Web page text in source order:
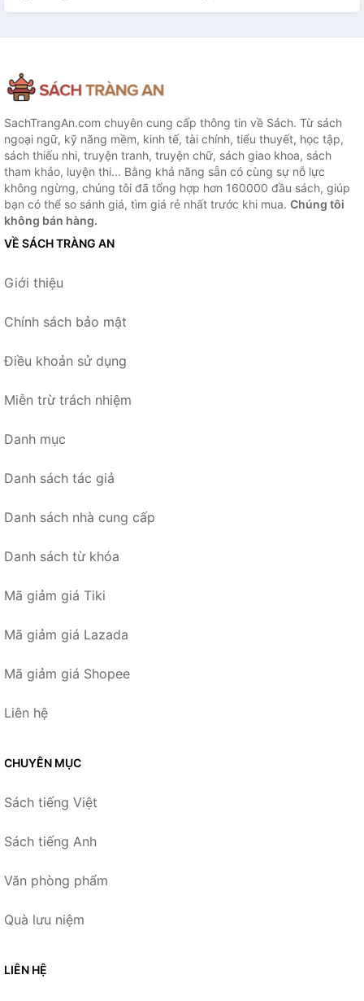
SachTrangAn.com chuyên cung cấp thông tin về Sách. Từ sách
ngoại ngữ, kỹ năng mềm, kinh tế, tài chính, tiểu thuyết, học tập,
sách thiếu nhi, truyện tranh, truyện chữ, sách giao khoa, sách
tham khảo, luyện thi... Bằng khả năng sẵn có cùng sự nỗ lực
không ngừng, chúng tôi đã tổng hợp hơn 160000 đầu sách, giúp
bạn có thể so sánh giá, tìm giá rẻ nhất trước khi mua. Chúng tôi
không bán hàng.
VỀ SÁCH TRÀNG AN
Giới thiệu
Chính sách bảo mật
Điều khoản sử dụng
Miễn trừ trách nhiệm
Danh mục
Danh sách tác giả
Danh sách nhà cung cấp
Danh sách từ khóa
Mã giảm giá Tiki
Mã giảm giá Lazada
Mã giảm giá Shopee
Liên hệ
CHUYÊN MỤC
Sách tiếng Việt
Sách tiếng Anh
Văn phòng phẩm
Quà lưu niệm
LIÊN HỆ